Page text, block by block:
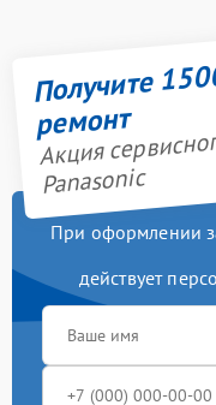
Получите
ремонт
Акция
Panasonic
При оформлении
действует